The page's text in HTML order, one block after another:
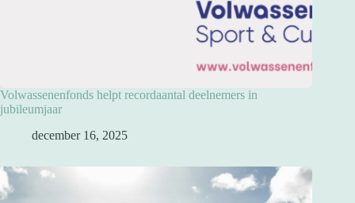
Volwassenenfonds helpt recordaantal deelnemers in
jubileumjaar
december 16, 2025